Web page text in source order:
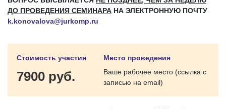
ДО ПРОВЕДЕНИЯ СЕМИНАРА НА ЭЛЕКТРОННУЮ ПОЧТУ
k.konovalova@jurkomp.ru
Стоимость участия
7900 руб.
Место проведения
Ваше рабочее место (ссылка с
записью на email)